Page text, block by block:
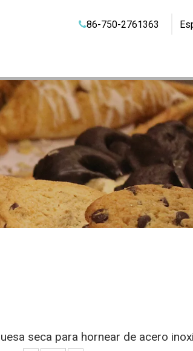
86-750-2761363
seca para hornear de acero